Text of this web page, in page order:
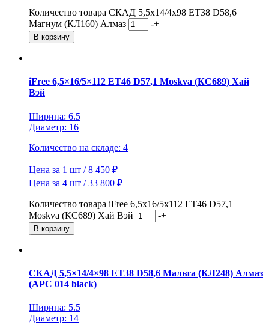
Количество товара СКАД 5,5x14/4x98 ET38 D58,6
Магнум (КЛ160) Алмаз
-+
В корзину
iFree 6,5×16/5×112 ET46 D57,1 Moskva (КС689) Хай
Вэй
Ширина: 6.5
Диаметр: 16
Количество на складе: 4
Цена за 1 шт / 8 450 ₽
Цена за 4 шт / 33 800 ₽
Количество товара iFree 6,5x16/5x112 ET46 D57,1
Moskva (КС689) Хай Вэй
-+
В корзину
СКАД 5,5×14/4×98 ET38 D58,6 Мальта (КЛ248) Алмаз
(АРС 014 black)
Ширина: 5.5
Диаметр: 14